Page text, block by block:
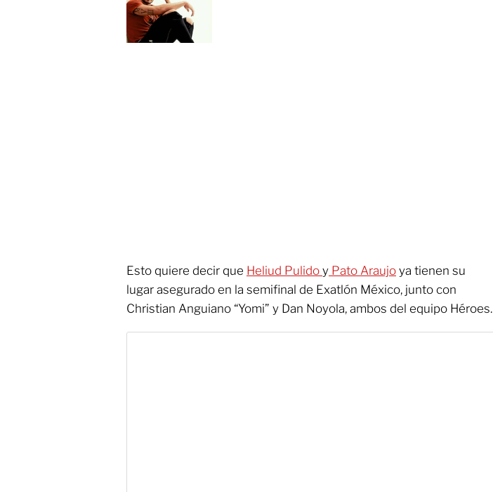
Esto quiere decir que Heliud Pulido y Pato Araujo ya tienen su
lugar asegurado en la semifinal de Exatlón México, junto con
Christian Anguiano “Yomi” y Dan Noyola, ambos del equipo Héroes.